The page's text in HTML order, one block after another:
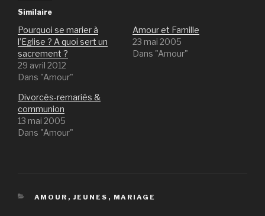
Similaire
Pourquoi se marier à
l’Eglise ? A quoi sert un
sacrement ?
29 avril 2012
Dans "Amour"
Amour et Famille
23 mai 2005
Dans "Amour"
Divorcés-remariés &
communion
13 mai 2005
Dans "Amour"
CATÉGORIES
AMOUR , JEUNES , MARIAGE